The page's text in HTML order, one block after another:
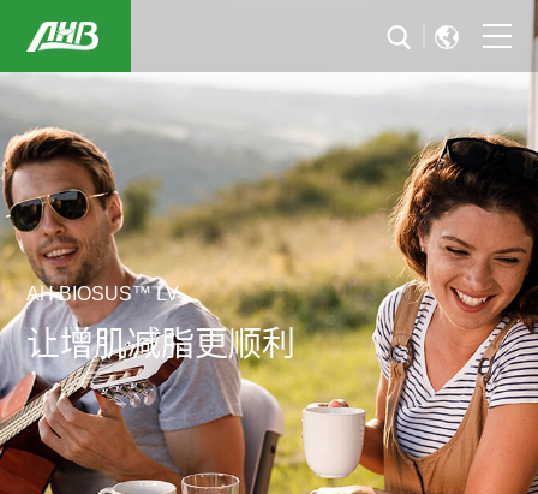
首页
关于我们
可持续发展
行业解决方案
新闻与活动
投资者关系
加入华恒
AH BIOSUS™ LV
让增肌减脂更顺利